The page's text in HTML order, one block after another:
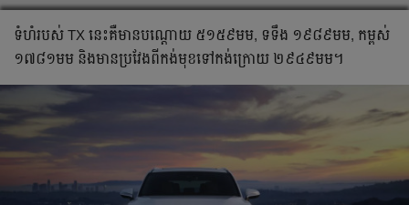
ទំហំរបស់ TX នេះគឺមាន​បណ្តោយ ៥១៥៩មម, ទទឹង ១៩៨៩មម, កម្ពស់
១៧៨១មម និងមានប្រវែងពីកង់មុខទៅកង់ក្រោយ ២៩៤៩មម។